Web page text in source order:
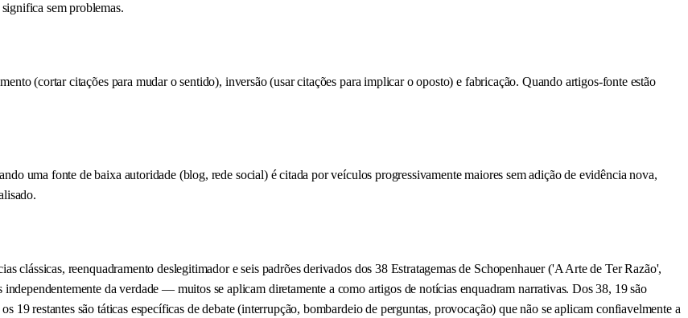
sem problemas.
(cortar citações para mudar o sentido), inversão (usar citações para implicar o oposto) e fabricação. Quando artigos-fonte estão
uma fonte de baixa autoridade (blog, rede social) é citada por veículos progressivamente maiores sem adição de evidência nova,
clássicas, reenquadramento deslegitimador e seis padrões derivados dos 38 Estratagemas de Schopenhauer ('A Arte de Ter Razão',
da verdade — muitos se aplicam diretamente a como artigos de notícias enquadram narrativas. Dos 38, 19 são
19 restantes são táticas específicas de debate (interrupção, bombardeio de perguntas, provocação) que não se aplicam confiavelmente a